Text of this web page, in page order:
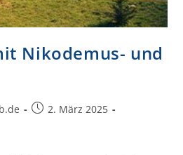
Nikodemus- und
2. März 2025